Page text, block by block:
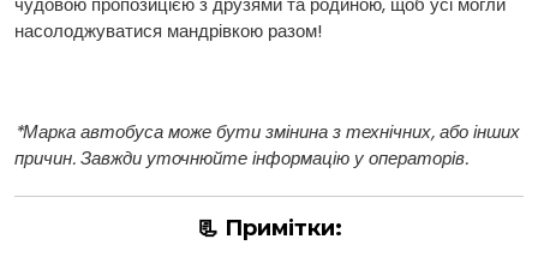
насолоджуватися мандрівкою разом!
*Марка автобуса може бути змінина з технічних, або інших
причин. Завжди уточнюйте інформацію у операторів.
📃 Примітки: